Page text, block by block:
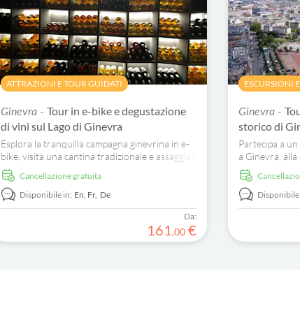
ATTRAZIONI E TOUR GUIDATI
Ginevra -Tour in e-bike e degustazione
di vini sul Lago di Ginevra
Esplora la tranquilla campagna ginevrina in e-
bike, visita una cantina tradizionale e assaggia i
vini locali.
Cancellazione gratuita
Disponibile in: En, Fr, De
Da:
161,00 €
ESCURSIONI
Ginevra -
storico di
Partecipa a
a Ginevra,
Museo
Disponibile